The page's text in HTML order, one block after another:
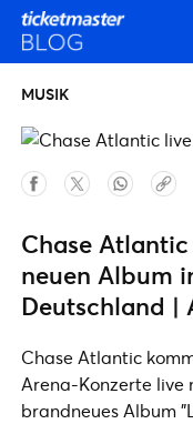
MUSIK
Chase
neuen Album
Deutschland |
Chase Atlantic
Arena-Konzerte live
brandneues Album